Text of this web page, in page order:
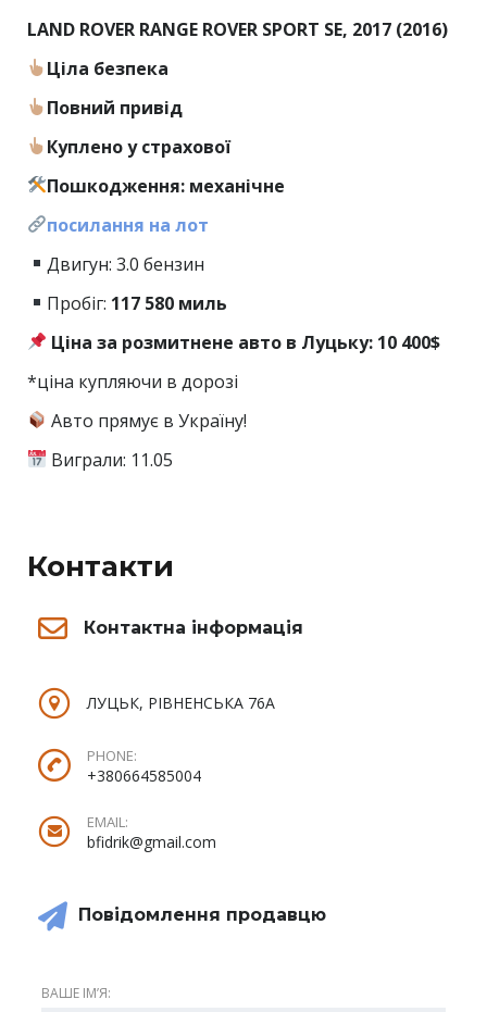
LAND ROVER RANGE ROVER SPORT SE, 2017 (2016)
Ціла безпека
Повний привід
Куплено у страхової
Пошкодження: механічне
посилання на лот
Двигун: 3.0 бензин
Пробіг: 117 580 миль
Ціна за розмитнене авто в Луцьку: 10 400$
*ціна купляючи в дорозі
Авто прямує в Україну!
Виграли: 11.05
Контакти
Контактна інформація
ЛУЦЬК, РІВНЕНСЬКА 76А
PHONE:
+380664585004
EMAIL:
bfidrik@gmail.com
Повідомлення продавцю
ВАШЕ ІМʼЯ: